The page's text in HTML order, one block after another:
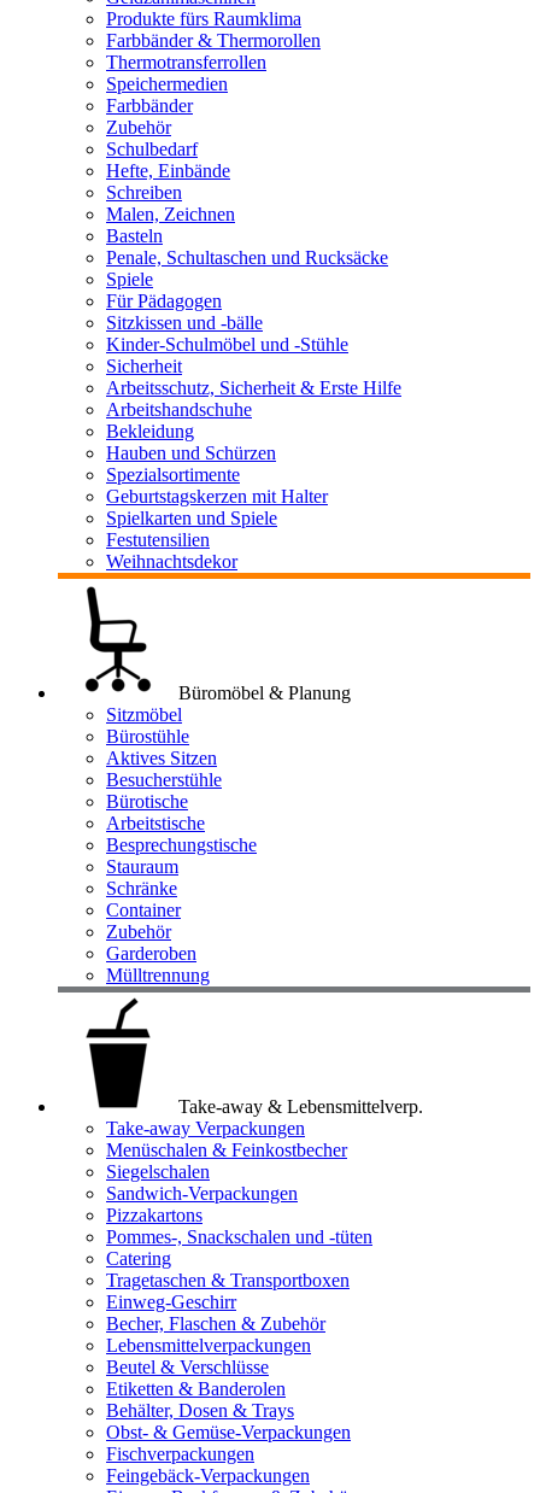
Produkte fürs Raumklima
Farbbänder & Thermorollen
Thermotransferrollen
Speichermedien
Farbbänder
Zubehör
Schulbedarf
Hefte, Einbände
Schreiben
Malen, Zeichnen
Basteln
Penale, Schultaschen und Rucksäcke
Spiele
Für Pädagogen
Sitzkissen und -bälle
Kinder-Schulmöbel und -Stühle
Sicherheit
Arbeitsschutz, Sicherheit & Erste Hilfe
Arbeitshandschuhe
Bekleidung
Hauben und Schürzen
Spezialsortimente
Geburtstagskerzen mit Halter
Spielkarten und Spiele
Festutensilien
Weihnachtsdekor
Büromöbel & Planung
Sitzmöbel
Bürostühle
Aktives Sitzen
Besucherstühle
Bürotische
Arbeitstische
Besprechungstische
Stauraum
Schränke
Container
Zubehör
Garderoben
Mülltrennung
Take-away & Lebensmittelverp.
Take-away Verpackungen
Menüschalen & Feinkostbecher
Siegelschalen
Sandwich-Verpackungen
Pizzakartons
Pommes-, Snackschalen und -tüten
Catering
Tragetaschen & Transportboxen
Einweg-Geschirr
Becher, Flaschen & Zubehör
Lebensmittelverpackungen
Beutel & Verschlüsse
Etiketten & Banderolen
Behälter, Dosen & Trays
Obst- & Gemüse-Verpackungen
Fischverpackungen
Feingebäck-Verpackungen